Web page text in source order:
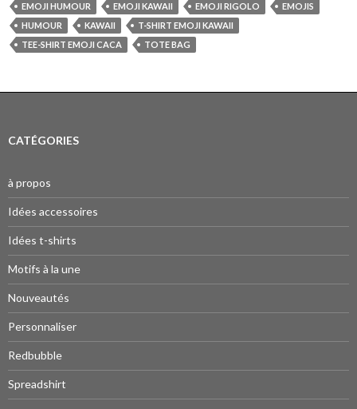
EMOJI HUMOUR
EMOJI KAWAII EMOJI RIGOLO
EMOJIS
HUMOUR
KAWAII
T-SHIRT EMOJI KAWAII
TEE-SHIRT EMOJI CACA
TOTE BAG
CATÉGORIES
à propos
Idées accessoires
Idées t-shirts
Motifs à la une
Nouveautés
Personnaliser
Redbubble
Spreadshirt